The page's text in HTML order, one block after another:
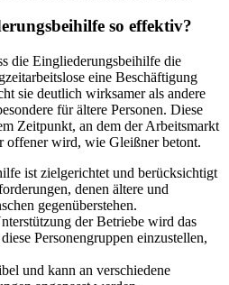
so effektiv?
die Eingliederungsbeihilfe die
eine Beschäftigung
sie deutlich wirksamer als andere
für ältere Personen. Diese
Zeitpunkt, an dem der Arbeitsmarkt
offener wird, wie Gleißner betont.
ist zielgerichtet und berücksichtigt
denen ältere und
gegenüberstehen.
der Betriebe wird das
Personengruppen einzustellen,
und kann an verschiedene